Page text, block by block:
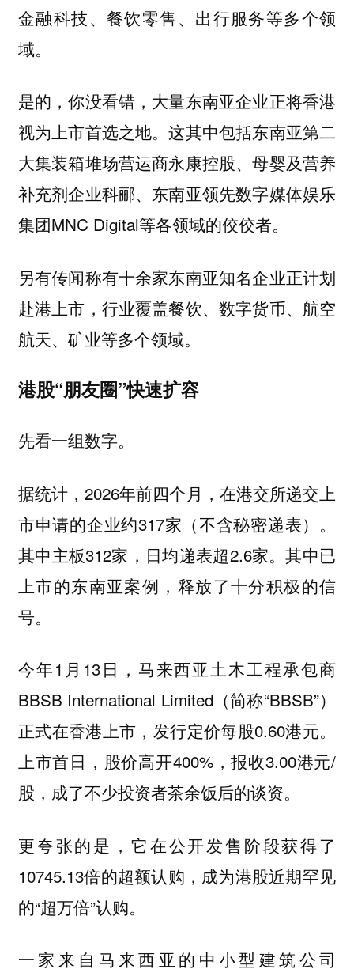
金融科技、餐饮零售、出行服务等多个领
域。
是的，你没看错，大量东南亚企业正将香港
视为上市首选之地。这其中包括东南亚第二
大集装箱堆场营运商永康控股、母婴及营养
补充剂企业科郦、东南亚领先数字媒体娱乐
集团MNC Digital等各领域的佼佼者。
另有传闻称有十余家东南亚知名企业正计划
赴港上市，行业覆盖餐饮、数字货币、航空
航天、矿业等多个领域。
港股“朋友圈”快速扩容
先看一组数字。
据统计，2026年前四个月，在港交所递交上
市申请的企业约317家（不含秘密递表）。
其中主板312家，日均递表超2.6家。其中已
上市的东南亚案例，释放了十分积极的信
号。
今年1月13日，马来西亚土木工程承包商
BBSB International Limited（简称“BBSB”）
正式在香港上市，发行定价每股0.60港元。
上市首日，股价高开400%，报收3.00港元/
股，成了不少投资者茶余饭后的谈资。
更夸张的是，它在公开发售阶段获得了
10745.13倍的超额认购，成为港股近期罕见
的“超万倍”认购。
一家来自马来西亚的中小型建筑公司